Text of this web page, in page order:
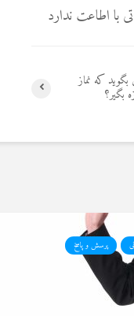
با اطاعت ندارد
که نماز
بگیر؟
پرسش و پاسخ